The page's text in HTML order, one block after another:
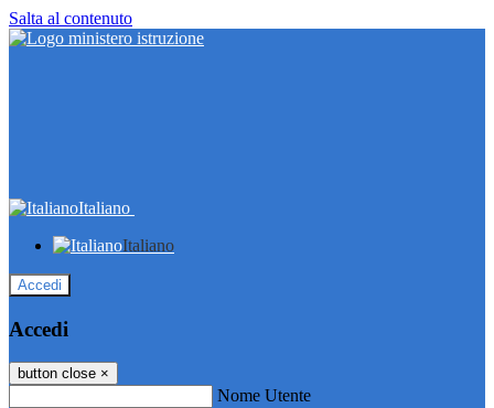
Salta al contenuto
Italiano
Italiano
Accedi
Accedi
button close ×
Nome Utente